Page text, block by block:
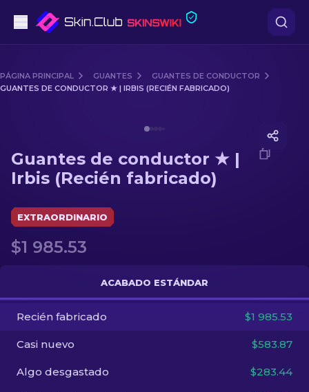
Gama media
Fusiles de Francotirador
Guantes
Otro
ES
PÁGINA PRINCIPAL GUANTES
GUANTES DE CONDUCTOR
GUANTES DE CONDUCTOR ★ | IRBIS (RECIÉN FABRICADO)
Guantes de conductor ★ |
Irbis (Recién fabricado)
EXTRAORDINARIO
$1 985.53
ACABADO ESTÁNDAR
Recién fabricado $1 985.53
Casi nuevo $583.87
Algo desgastado $283.44